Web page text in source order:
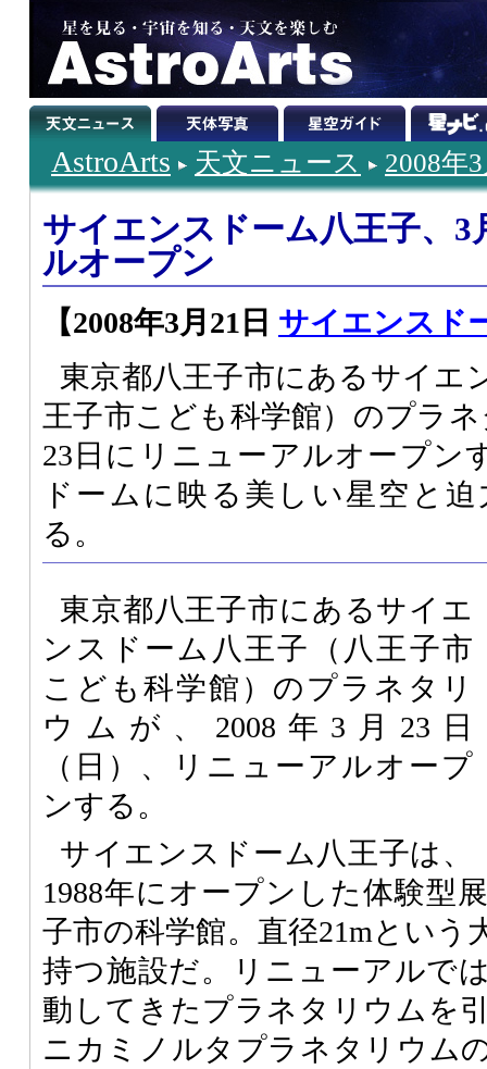
AstroArts 天文ニュース 2008年
サイエンスドーム八王子、3
ルオープン
【2008年3月21日 サイエンスド
東京都八王子市にあるサイエ
王子市こども科学館）のプラ
23日にリニューアルオープン
ドームに映る美しい星空と
る。
東京都八王子市にあるサイエ
ンスドーム八王子（八王子市
こども科学館）のプラネタリ
ウムが、2008年3月23日
（日）、リニューアルオープ
ンする。
サイエンスドーム八王子は、
1988年にオープンした体験型
子市の科学館。直径21mという
持つ施設だ。リニューアルで
動してきたプラネタリウムを
ニカミノルタプラネタリウム